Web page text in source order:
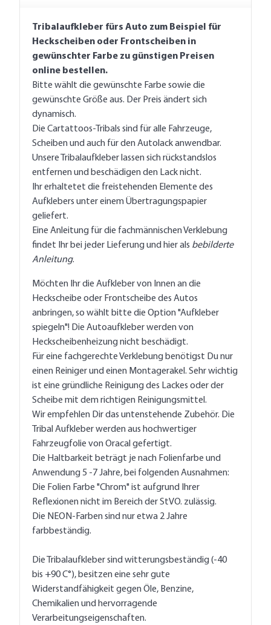
Tribalaufkleber fürs Auto zum Beispiel für
Heckscheiben oder Frontscheiben in
gewünschter Farbe zu günstigen Preisen
online bestellen.
Bitte wählt die gewünschte Farbe sowie die
gewünschte Größe aus. Der Preis ändert sich
dynamisch.
Die Cartattoos-Tribals sind für alle Fahrzeuge,
Scheiben und auch für den Autolack anwendbar.
Unsere Tribalaufkleber lassen sich rückstandslos
entfernen und beschädigen den Lack nicht.
Ihr erhaltetet die freistehenden Elemente des
Aufklebers unter einem Übertragungspapier
geliefert.
Eine Anleitung für die fachmännischen Verklebung
findet Ihr bei jeder Lieferung und hier als bebilderte
Anleitung.
Möchten Ihr die Aufkleber von Innen an die
Heckscheibe oder Frontscheibe des Autos
anbringen, so wählt bitte die Option "Aufkleber
spiegeln"! Die Autoaufkleber werden von
Heckscheibenheizung nicht beschädigt.
Für eine fachgerechte Verklebung benötigst Du nur
einen Reiniger und einen Montagerakel. Sehr wichtig
ist eine gründliche Reinigung des Lackes oder der
Scheibe mit dem richtigen Reinigungsmittel.
Wir empfehlen Dir das untenstehende Zubehör. Die
Tribal Aufkleber werden aus hochwertiger
Fahrzeugfolie von Oracal gefertigt.
Die Haltbarkeit beträgt je nach Folienfarbe und
Anwendung 5 -7 Jahre, bei folgenden Ausnahmen:
Die Folien Farbe "Chrom" ist aufgrund Ihrer
Reflexionen nicht im Bereich der StVO. zulässig.
Die NEON-Farben sind nur etwa 2 Jahre
farbbeständig.
Die Tribalaufkleber sind witterungsbeständig (-40
bis +90 C°), besitzen eine sehr gute
Widerstandfähigkeit gegen Öle, Benzine,
Chemikalien und hervorragende
Verarbeitungseigenschaften.